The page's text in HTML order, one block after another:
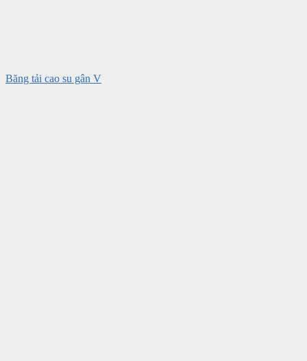
Băng tải cao su gân V